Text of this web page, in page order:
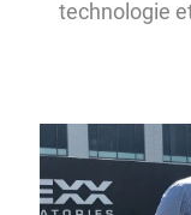
technologie